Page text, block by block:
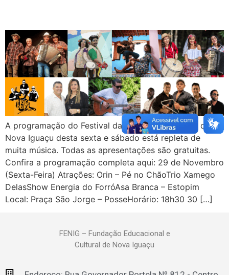
A programação do Festival da Cultura Nordestina de
Nova Iguaçu desta sexta e sábado está repleta de
muita música. Todas as apresentações são gratuitas.
Confira a programação completa aqui: 29 de Novembro
(Sexta-Feira) Atrações: Orin – Pé no ChãoTrio Xamego
DelasShow Energia do ForróAsa Branca – Estopim
Local: Praça São Jorge – PosseHorário: 18h30 30 […]
FENIG – Fundação Educacional e
Cultural de Nova Iguaçu